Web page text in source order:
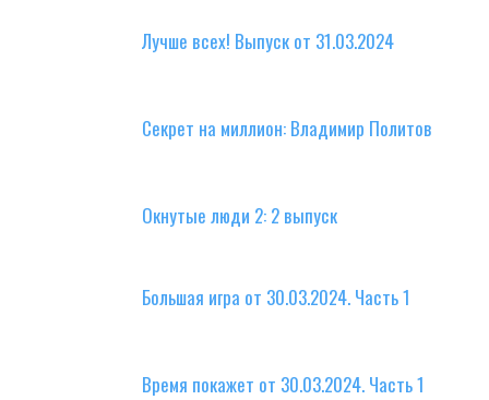
Лучше всех! Выпуск от 31.03.2024
Секрет на миллион: Владимир Политов
Окнутые люди 2: 2 выпуск
Большая игра от 30.03.2024. Часть 1
Время покажет от 30.03.2024. Часть 1